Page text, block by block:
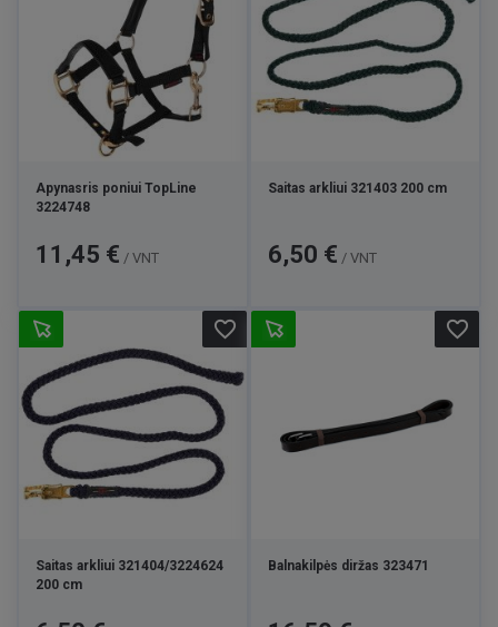
Apynasris poniui TopLine
3224748
Kaina
11,45 € / VNT
Saitas arkliui 321403 200 cm
Kaina
6,50 € / VNT
Saitas arkliui 321404/3224624
200 cm
favorite_border
Balnakilpės diržas 323471
favorite_border